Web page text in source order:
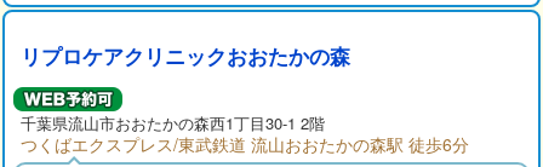
リプロケアクリニックおおたかの森
千葉県流山市おおたかの森西1丁目30-1 2階
つくばエクスプレス/東武鉄道 流山おおたかの森駅 徒歩6分